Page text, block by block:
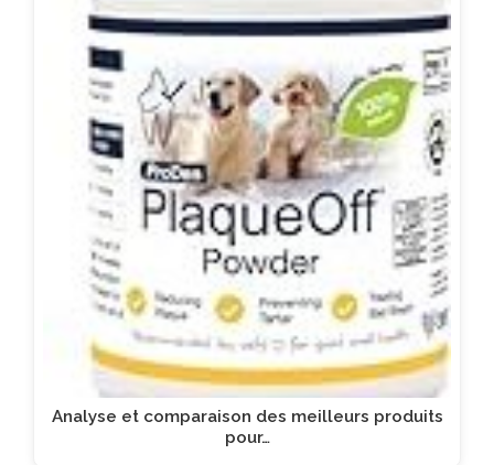
Analyse et comparaison des meilleurs produits
pour…